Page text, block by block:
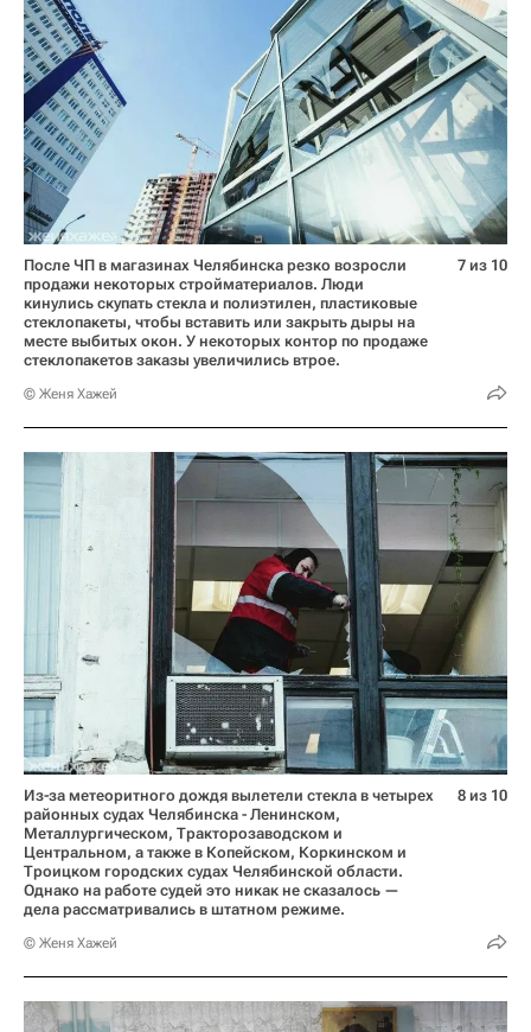
После ЧП в магазинах Челябинска резко возросли
продажи некоторых стройматериалов. Люди
кинулись скупать стекла и полиэтилен, пластиковые
стеклопакеты, чтобы вставить или закрыть дыры на
месте выбитых окон. У некоторых контор по продаже
стеклопакетов заказы увеличились втрое.
© Женя Хажей
7 из 10
Из-за метеоритного дождя вылетели стекла в четырех
районных судах Челябинска - Ленинском,
Металлургическом, Тракторозаводском и
Центральном, а также в Копейском, Коркинском и
Троицком городских судах Челябинской области.
Однако на работе судей это никак не сказалось —
дела рассматривались в штатном режиме.
© Женя Хажей
8 из 10